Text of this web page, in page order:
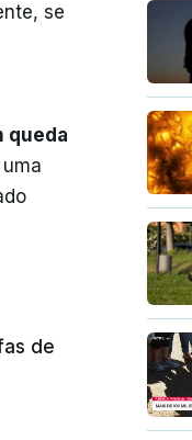
se
queda
de